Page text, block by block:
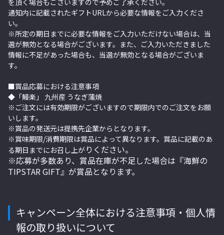
を頂く場合もございますので予めご了承ください。
通知内に記載されたギフトURLから必要な情報をご入力くださ
い。
※所定の期日までに必要な情報をご入力いただけない場合は、当
選が無効となる場合がございます。また、ご入力いただきました
情報に不足があった場合も、当選が無効となる場合がございま
す。
■賞品応募における注意事項
◆「鰻楽」 九州産 うなぎ蒲焼
※ご注文には有効期限がございますので期限内でのご注文をお願
いします。
※賞品の発送元は提携先企業からとなります。
※賞味期限/消費期限は賞品によって異なります。賞品に記載のあ
る期日までにお召し上が りください。
※応募が多数あり、賞品在庫が不足した場合は『海鮮の
TIPSTAR GIFT』が賞品となります。
キャンペーン全体における注意事項・個人情
報の取り扱いについて